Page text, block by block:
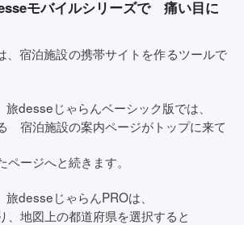
モバイルシリーズで 痛い目に
、宿泊施設の携帯サイトを作るツールで
desseじゃらんベーシック版では、
宿泊施設の案内ページがトップに来て
ージへと続きます。
desseじゃらんPROは、
、地図上の都道府県を選択すると